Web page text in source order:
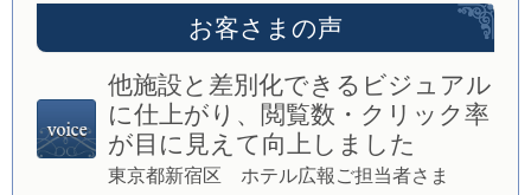
お客さまの声
他施設と差別化できるビジュアル
に仕上がり、閲覧数・クリック率
が目に見えて向上しました
東京都新宿区 ホテル広報ご担当者さま